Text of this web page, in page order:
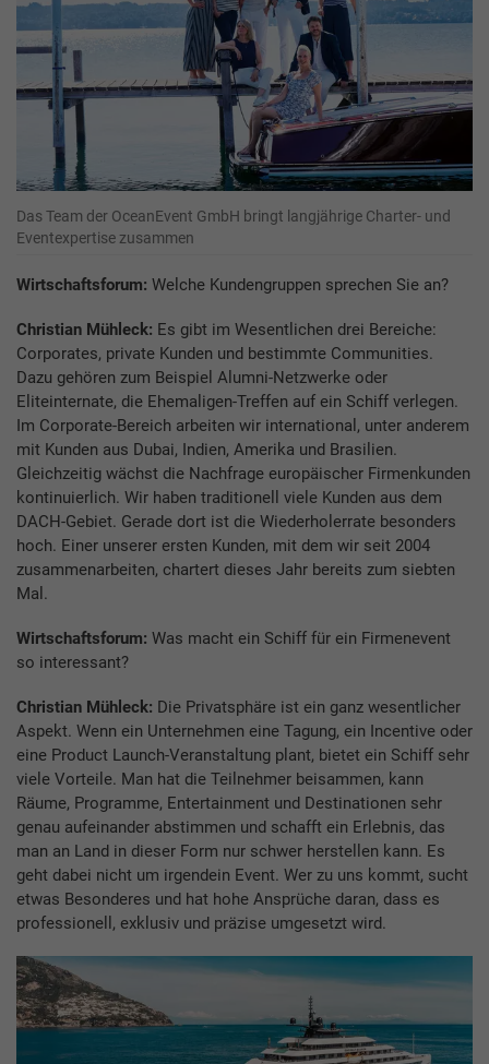
Das Team der OceanEvent GmbH bringt langjährige Charter- und
Eventexpertise zusammen
Wirtschaftsforum: Welche Kundengruppen sprechen Sie an?
Christian Mühleck: Es gibt im Wesentlichen drei Bereiche:
Corporates, private Kunden und bestimmte Communities.
Dazu gehören zum Beispiel Alumni-Netzwerke oder
Eliteinternate, die Ehemaligen-Treffen auf ein Schiff verlegen.
Im Corporate-Bereich arbeiten wir international, unter anderem
mit Kunden aus Dubai, Indien, Amerika und Brasilien.
Gleichzeitig wächst die Nachfrage europäischer Firmenkunden
kontinuierlich. Wir haben traditionell viele Kunden aus dem
DACH-Gebiet. Gerade dort ist die Wiederholerrate besonders
hoch. Einer unserer ersten Kunden, mit dem wir seit 2004
zusammenarbeiten, chartert dieses Jahr bereits zum siebten
Mal.
Wirtschaftsforum: Was macht ein Schiff für ein Firmenevent
so interessant?
Christian Mühleck: Die Privatsphäre ist ein ganz wesentlicher
Aspekt. Wenn ein Unternehmen eine Tagung, ein Incentive oder
eine Product Launch-Veranstaltung plant, bietet ein Schiff sehr
viele Vorteile. Man hat die Teilnehmer beisammen, kann
Räume, Programme, Entertainment und Destinationen sehr
genau aufeinander abstimmen und schafft ein Erlebnis, das
man an Land in dieser Form nur schwer herstellen kann. Es
geht dabei nicht um irgendein Event. Wer zu uns kommt, sucht
etwas Besonderes und hat hohe Ansprüche daran, dass es
professionell, exklusiv und präzise umgesetzt wird.